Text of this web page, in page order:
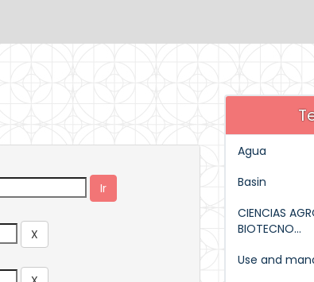
Agua
Basin
CIENCIAS
BIOTECNO...
Use and